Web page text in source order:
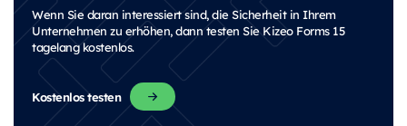
Wenn Sie daran interessiert sind, die Sicherheit in Ihrem
Unternehmen zu erhöhen, dann testen Sie Kizeo Forms 15
tagelang kostenlos.
Kostenlos testen